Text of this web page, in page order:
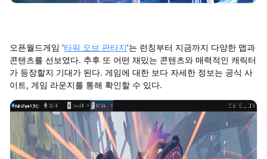
오픈월드게임 ‘타워 오브 판타지’는 런칭부터 지금까지 다양한 맵과
콘텐츠를 선보였다. 추후 또 어떤 재밌는 콘텐츠와 매력적인 캐릭터
가 등장할지 기대가 된다. 게임에 대한 보다 자세한 정보는 공식 사
이트, 게임 라운지를 통해 확인할 수 있다.